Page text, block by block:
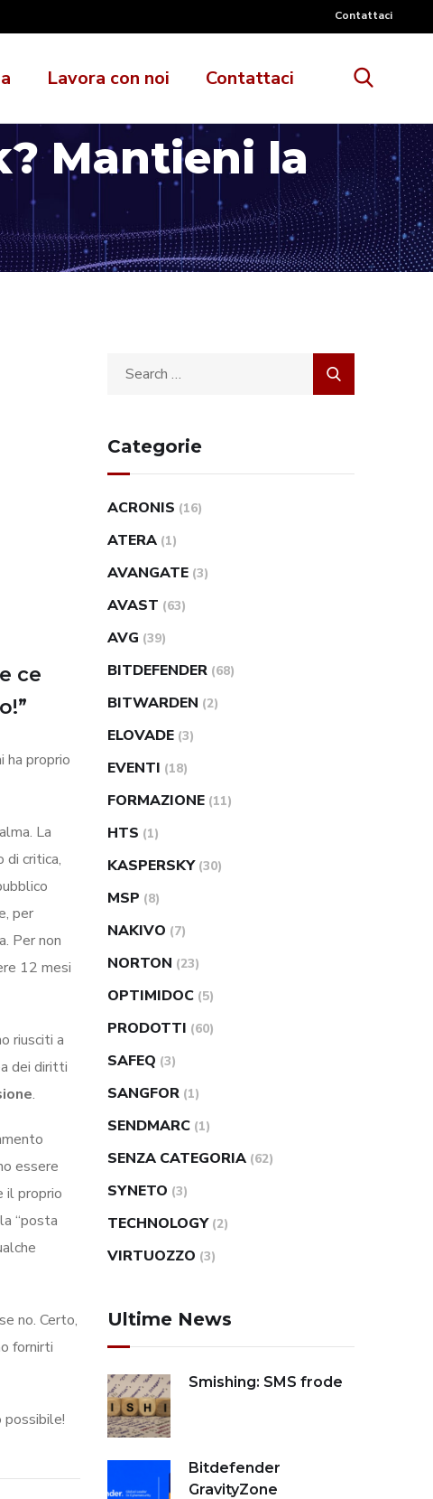
Contattaci
Lavora con noi Contattaci
Mantieni la
ce
ha proprio
La
di critica,
per
Per non
12 mesi
riusciti a
dei diritti
.
essere
il proprio
“posta
no. Certo,
fornirti
possibile!
Categorie
ACRONIS (16)
ATERA (1)
AVANGATE (3)
AVAST (63)
AVG (39)
BITDEFENDER (68)
BITWARDEN (2)
ELOVADE (3)
EVENTI (18)
FORMAZIONE (11)
HTS (1)
KASPERSKY (30)
MSP (8)
NAKIVO (7)
NORTON (23)
OPTIMIDOC (5)
PRODOTTI (60)
SAFEQ (3)
SANGFOR (1)
SENDMARC (1)
SENZA CATEGORIA (62)
SYNETO (3)
TECHNOLOGY (2)
VIRTUOZZO (3)
Ultime News
Smishing: SMS frode
Bitdefender
GravityZone